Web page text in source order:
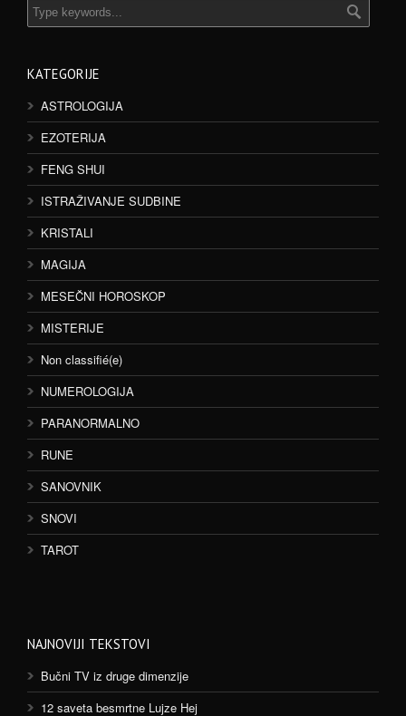
KATEGORIJE
ASTROLOGIJA
EZOTERIJA
FENG SHUI
ISTRAŽIVANJE SUDBINE
KRISTALI
MAGIJA
MESEČNI HOROSKOP
MISTERIJE
Non classifié(e)
NUMEROLOGIJA
PARANORMALNO
RUNE
SANOVNIK
SNOVI
TAROT
NAJNOVIJI TEKSTOVI
Bučni TV iz druge dimenzije
12 saveta besmrtne Lujze Hej